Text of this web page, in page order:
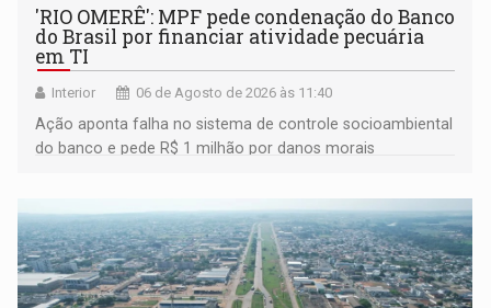
'RIO OMERÊ': MPF pede condenação do Banco
do Brasil por financiar atividade pecuária
em TI
Interior 06 de Agosto de 2026 às 11:40
Ação aponta falha no sistema de controle socioambiental
do banco e pede R$ 1 milhão por danos morais